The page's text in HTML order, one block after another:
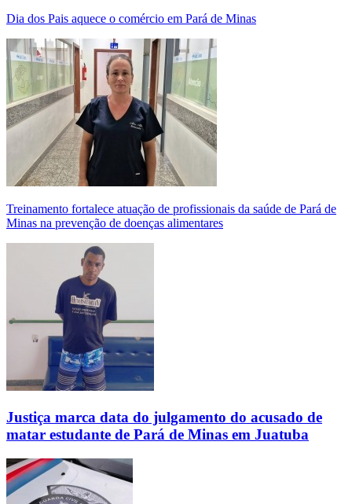
Dia dos Pais aquece o comércio em Pará de Minas
Treinamento fortalece atuação de profissionais da saúde de Pará de
Minas na prevenção de doenças alimentares
Justiça marca data do julgamento do acusado de
matar estudante de Pará de Minas em Juatuba